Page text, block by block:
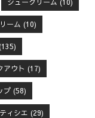
ーム (10)
アウト (17)
プ(58)
ィシエ (29)